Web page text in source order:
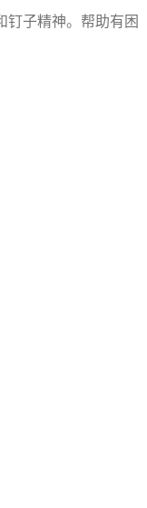
钉子精神。帮助有困